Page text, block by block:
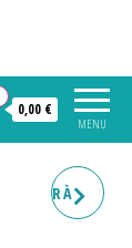
MENU
0,00 €
TRÉSOR À